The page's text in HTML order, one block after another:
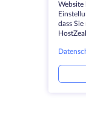
Website
dass